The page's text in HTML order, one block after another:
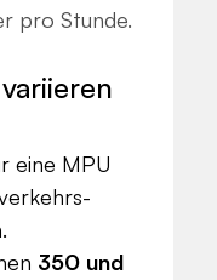
pro Stunde.
eine MPU
350 und